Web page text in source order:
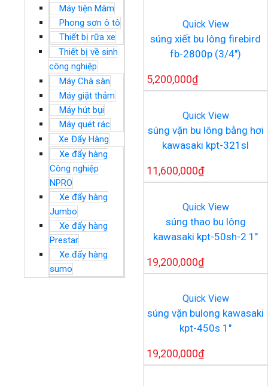
Máy tiện Mâm
Phong sơn ô tô
Thiết bị rữa xe
Thiết bị về sinh
công nghiệp
Máy Chà sàn
Máy giặt thảm
Máy hút bụi
Máy quét rác
Xe Đẩy Hàng
Xe đẩy hàng
Công nghiệp
NPRO
Xe đẩy hàng
Jumbo
Xe đẩy hàng
Prestar
Xe đẩy hàng
sumo
Quick View
súng xiết bu lông firebird
fb-2800p (3/4″)
5,200,000₫
Quick View
súng vặn bu lông bằng hơi
kawasaki kpt-321sl
11,600,000₫
Quick View
súng thao bu lông
kawasaki kpt-50sh-2 1″
19,200,000₫
Quick View
súng vặn bulong kawasaki
kpt-450s 1″
19,200,000₫